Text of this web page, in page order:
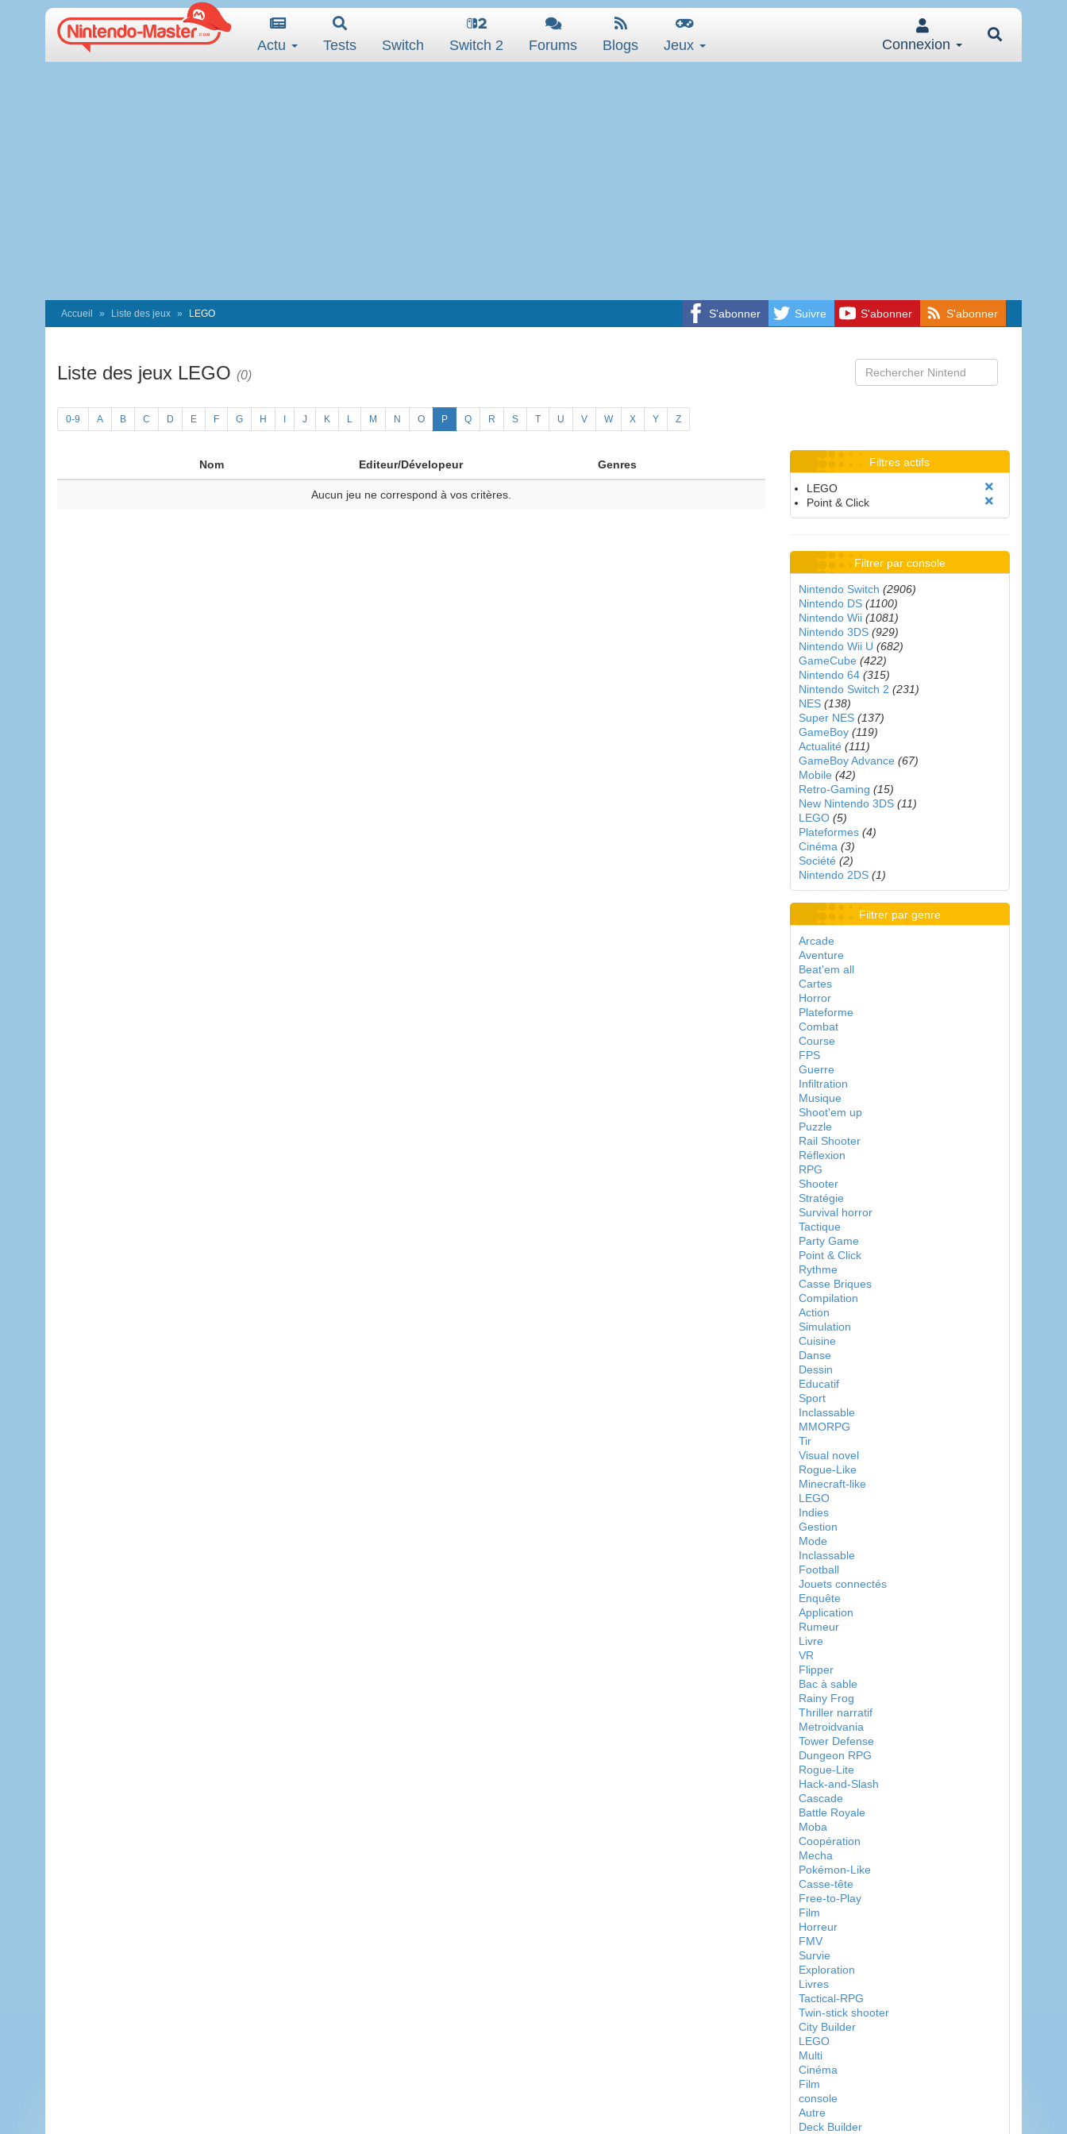
Actu Tests Switch Switch 2 Forums Blogs Jeux Connexion
S'abonner Suivre S'abonner S'abonner
Accueil Liste des jeux LEGO
Liste des jeux LEGO (0)
0-9 A B C D E F G H J K L M N O P Q R S T U V W X Y Z
Nom Editeur/Dévelopeur Genres
Aucun jeu ne correspond à vos critères.
Filtres actifs
LEGO
Point & Click
Filtrer par console
Nintendo Switch (2906)
Nintendo DS (1100)
Nintendo Wii (1081)
Nintendo 3DS (929)
Nintendo Wii U (682)
GameCube (422)
Nintendo 64 (315)
Nintendo Switch 2 (231)
NES (138)
Super NES (137)
GameBoy (119)
Actualité (111)
GameBoy Advance (67)
Mobile (42)
Retro-Gaming (15)
New Nintendo 3DS (11)
LEGO (5)
Plateformes (4)
Cinéma (3)
Société (2)
Nintendo 2DS (1)
Filtrer par genre
Arcade
Aventure
Beat'em all
Cartes
Horror
Plateforme
Combat
Course
FPS
Guerre
Infiltration
Musique
Shoot'em up
Puzzle
Rail Shooter
Réflexion
RPG
Shooter
Stratégie
Survival horror
Tactique
Party Game
Point & Click
Rythme
Casse Briques
Compilation
Action
Simulation
Cuisine
Danse
Dessin
Educatif
Sport
Inclassable
MMORPG
Tir
Visual novel
Rogue-Like
Minecraft-like
LEGO
Indies
Gestion
Mode
Inclassable
Football
Jouets connectés
Enquête
Application
Rumeur
Livre
VR
Flipper
Bac à sable
Rainy Frog
Thriller narratif
Metroidvania
Tower Defense
Dungeon RPG
Rogue-Lite
Hack-and-Slash
Cascade
Battle Royale
Moba
Coopération
Mecha
Pokémon-Like
Casse-tête
Free-to-Play
Film
Horreur
FMV
Survie
Exploration
Livres
Tactical-RPG
Twin-stick shooter
City Builder
LEGO
Multi
Cinéma
Film
console
Autre
Deck Builder